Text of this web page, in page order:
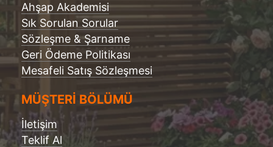
Ahşap Akademisi
Sık Sorulan Sorular
Sözleşme & Şarname
Geri Ödeme Politikası
Mesafeli Satış Sözleşmesi
MÜŞTERİ BÖLÜMÜ
İletişim
Teklif Al